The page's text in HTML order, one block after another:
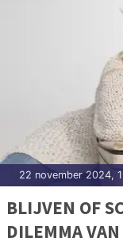
22 november 2024,
BLIJVEN OF
DILEMMA